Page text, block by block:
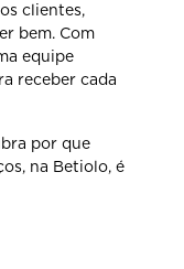
clientes,
bem. Com
equipe
receber cada
por que
na Betiolo, é